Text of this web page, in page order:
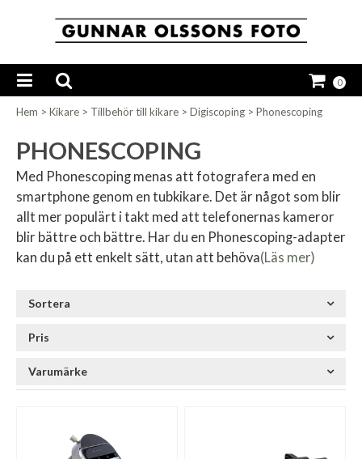
0
Hem > Kikare > Tillbehör till kikare > Digiscoping > Phonescoping
PHONESCOPING
Med Phonescoping menas att fotografera med en
smartphone genom en tubkikare. Det är något som blir
allt mer populärt i takt med att telefonernas kameror
blir bättre och bättre. Har du en Phonescoping-adapter
kan du på ett enkelt sätt, utan att behöva(Läs mer)
Sortera
Pris
Varumärke